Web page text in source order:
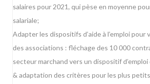
salaires pour 2021, qui pèse en moyenne
salariale;
Adapter les dispositifs d’aide à l’emploi pour
des associations : fléchage des 10 000
secteur marchand vers un dispositif
& adaptation des critères pour les plus